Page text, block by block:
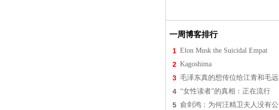
一周博客排行
1 Elon Musk the Suicidal Empat
2 Kagoshima
3 毛泽东真的想传位给江青和毛远
4 “女性读者”的真相：正在流行
5 俞剑鸿：为何汪精卫夫人没有公